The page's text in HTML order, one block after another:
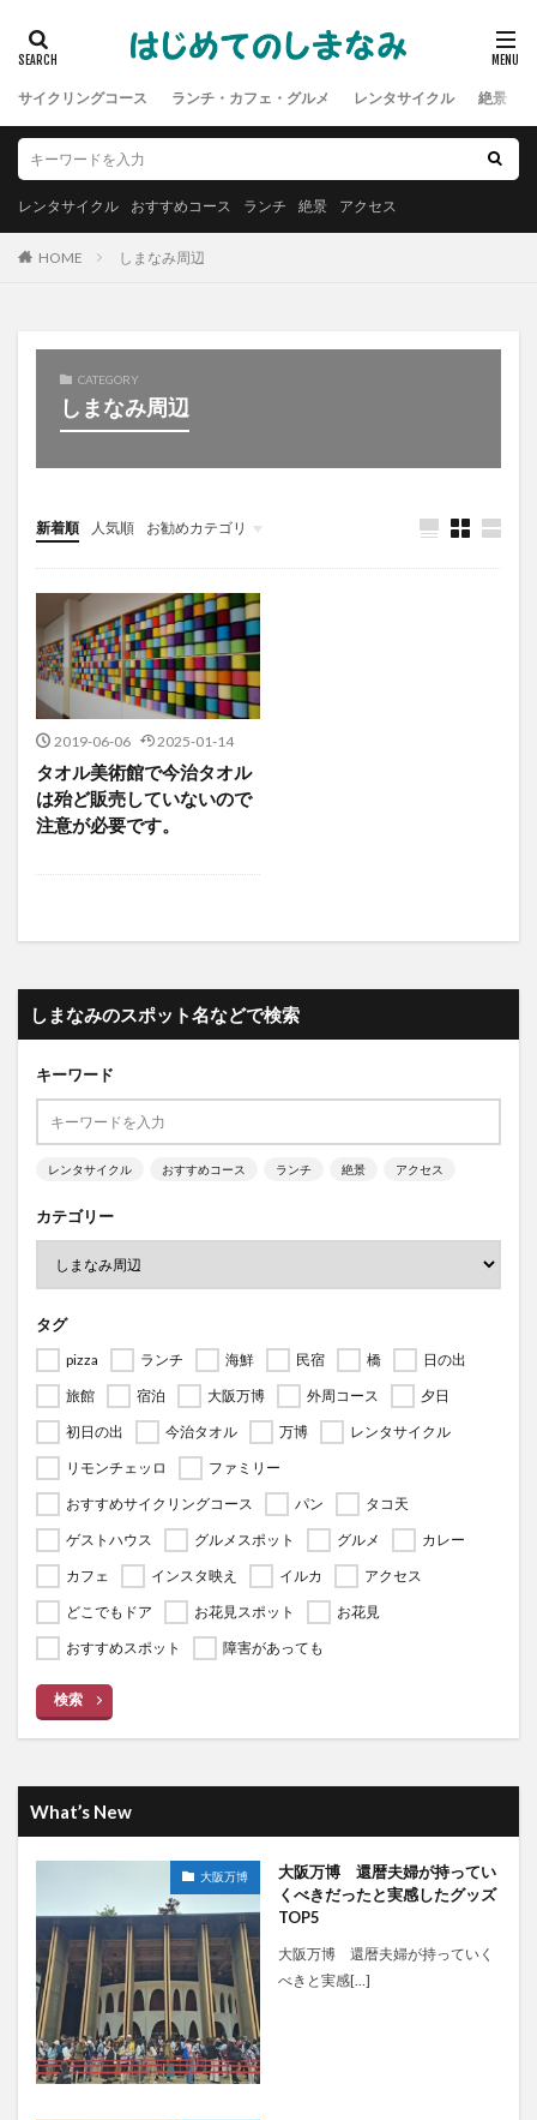
サイクリングコース ランチ・カフェ・グルメ レンタサイクル 絶景
レンタサイクル おすすめコース ランチ 絶景 アクセス
HOME しまなみ周辺
CATEGORY
しまなみ周辺
新着順 人気順 お勧めカテゴリ
未分類
2019-06-06 2025-01-14
タオル美術館で今治タオル
は殆ど販売していないので
注意が必要です。
しまなみのスポット名などで検索
キーワード
レンタサイクル おすすめコース ランチ 絶景 アクセス
カテゴリー
タグ
pizza ランチ 海鮮 民宿 橋
日の出
旅館
宿泊 大阪万博 外周コース
夕日
初日の出
今治タオル 万博
レンタサイクル
リモンチェッロ
ファミリー
おすすめサイクリングコース
パン
タコ天
ゲストハウス
グルメスポット グルメ
カレー
カフェ
インスタ映え イルカ
アクセス
どこでもドア
お花見スポット
お花見
おすすめスポット
障害があっても
検索
What’s New
大阪万博
大阪万博 還暦夫婦が持ってい
くべきだったと実感したグッズ
TOP5
大阪万博 還暦夫婦が持っていく
べきと実感[…]